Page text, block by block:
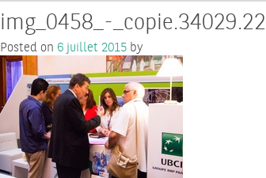
img_0458_-_copie.34029.22
Posted on 6 juillet 2015 by